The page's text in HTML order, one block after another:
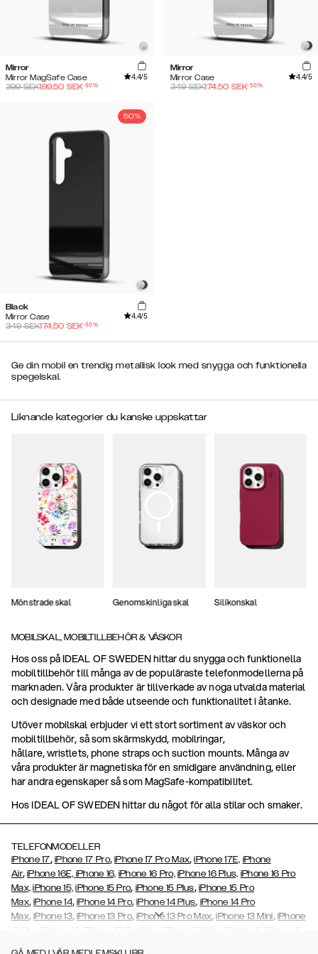
Mirror
Mirror MagSafe Case
4.4/5
399SEK199.50 SEK-50%
Mirror
Mirror Case
4.4/5
349SEK174.50 SEK-50%
50%
Black
Mirror Case
4.4/5
349SEK174.50 SEK-50%
Ge din mobil en trendig metallisk look med snygga och funktionella
spegelskal.
Liknande kategorier du kanske uppskattar
Mönstrade skal Genomskinliga skal Silikonskal
MOBILSKAL, MOBILTILLBEHÖR & VÄSKOR
Hos oss på IDEAL OF SWEDEN hittar du snygga och funktionella
mobiltillbehör till många av de populäraste telefonmodellerna på
marknaden. Våra produkter är tillverkade av noga utvalda material
och designade med både utseende och funktionalitet i åtanke.
Utöver mobilskal erbjuder vi ett stort sortiment av väskor och
mobiltillbehör, så som skärmskydd, mobilringar,
hållare, wristlets, phone straps och suction mounts. Många av
våra produkter är magnetiska för en smidigare användning, eller
har andra egenskaper så som MagSafe-kompatibilitet.
Hos IDEAL OF SWEDEN hittar du något för alla stilar och smaker.
TELEFONMODELLER
iPhone 17, iPhone 17 Pro,iPhone 17 Pro Max,iPhone 17E, iPhone
Air,iPhone 16E, iPhone 16, iPhone 16 Pro, iPhone 16 Plus, iPhone 16 Pro
Max, iPhone 15, iPhone 15 Pro, iPhone 15 Plus, iPhone 15 Pro
Max,iPhone 14,iPhone 14 Pro,iPhone 14 Plus, iPhone 14 Pro
Max,iPhone 13,iPhone 13 Pro,iPhone 13 Pro Max,iPhone 13 Mini, iPhone
12 Pro
iPhone 12 iPhone 12 Pro Max iPhone 12 Mini iPhone 11
iPhone 11